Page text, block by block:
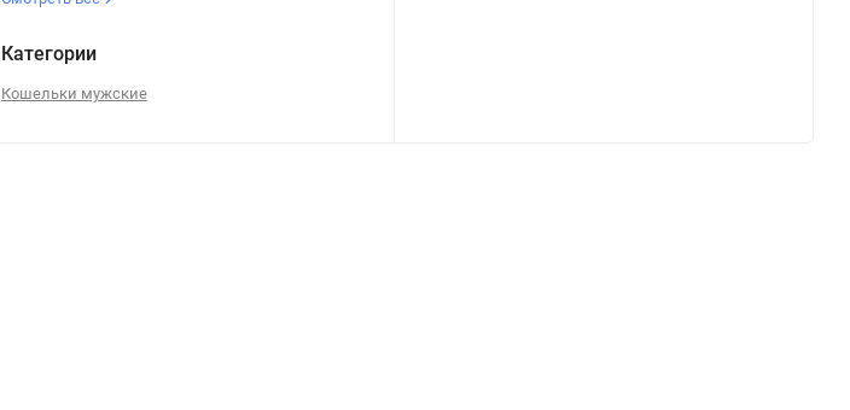
Категории
Кошельки мужские